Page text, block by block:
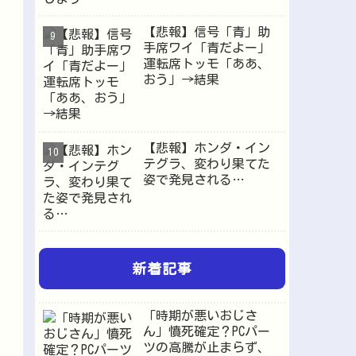
【悲報】信号「青」助
手席ワイ「青だよー」
運転席トッモ「ああ、
おう」→結果
【悲報】ホンダ・イン
テグラ、変わり果てた
姿で発見される…
新着記事
「時期が悪いおじさ
ん」憤死確定？PCパー
ツの高騰が止まらず、